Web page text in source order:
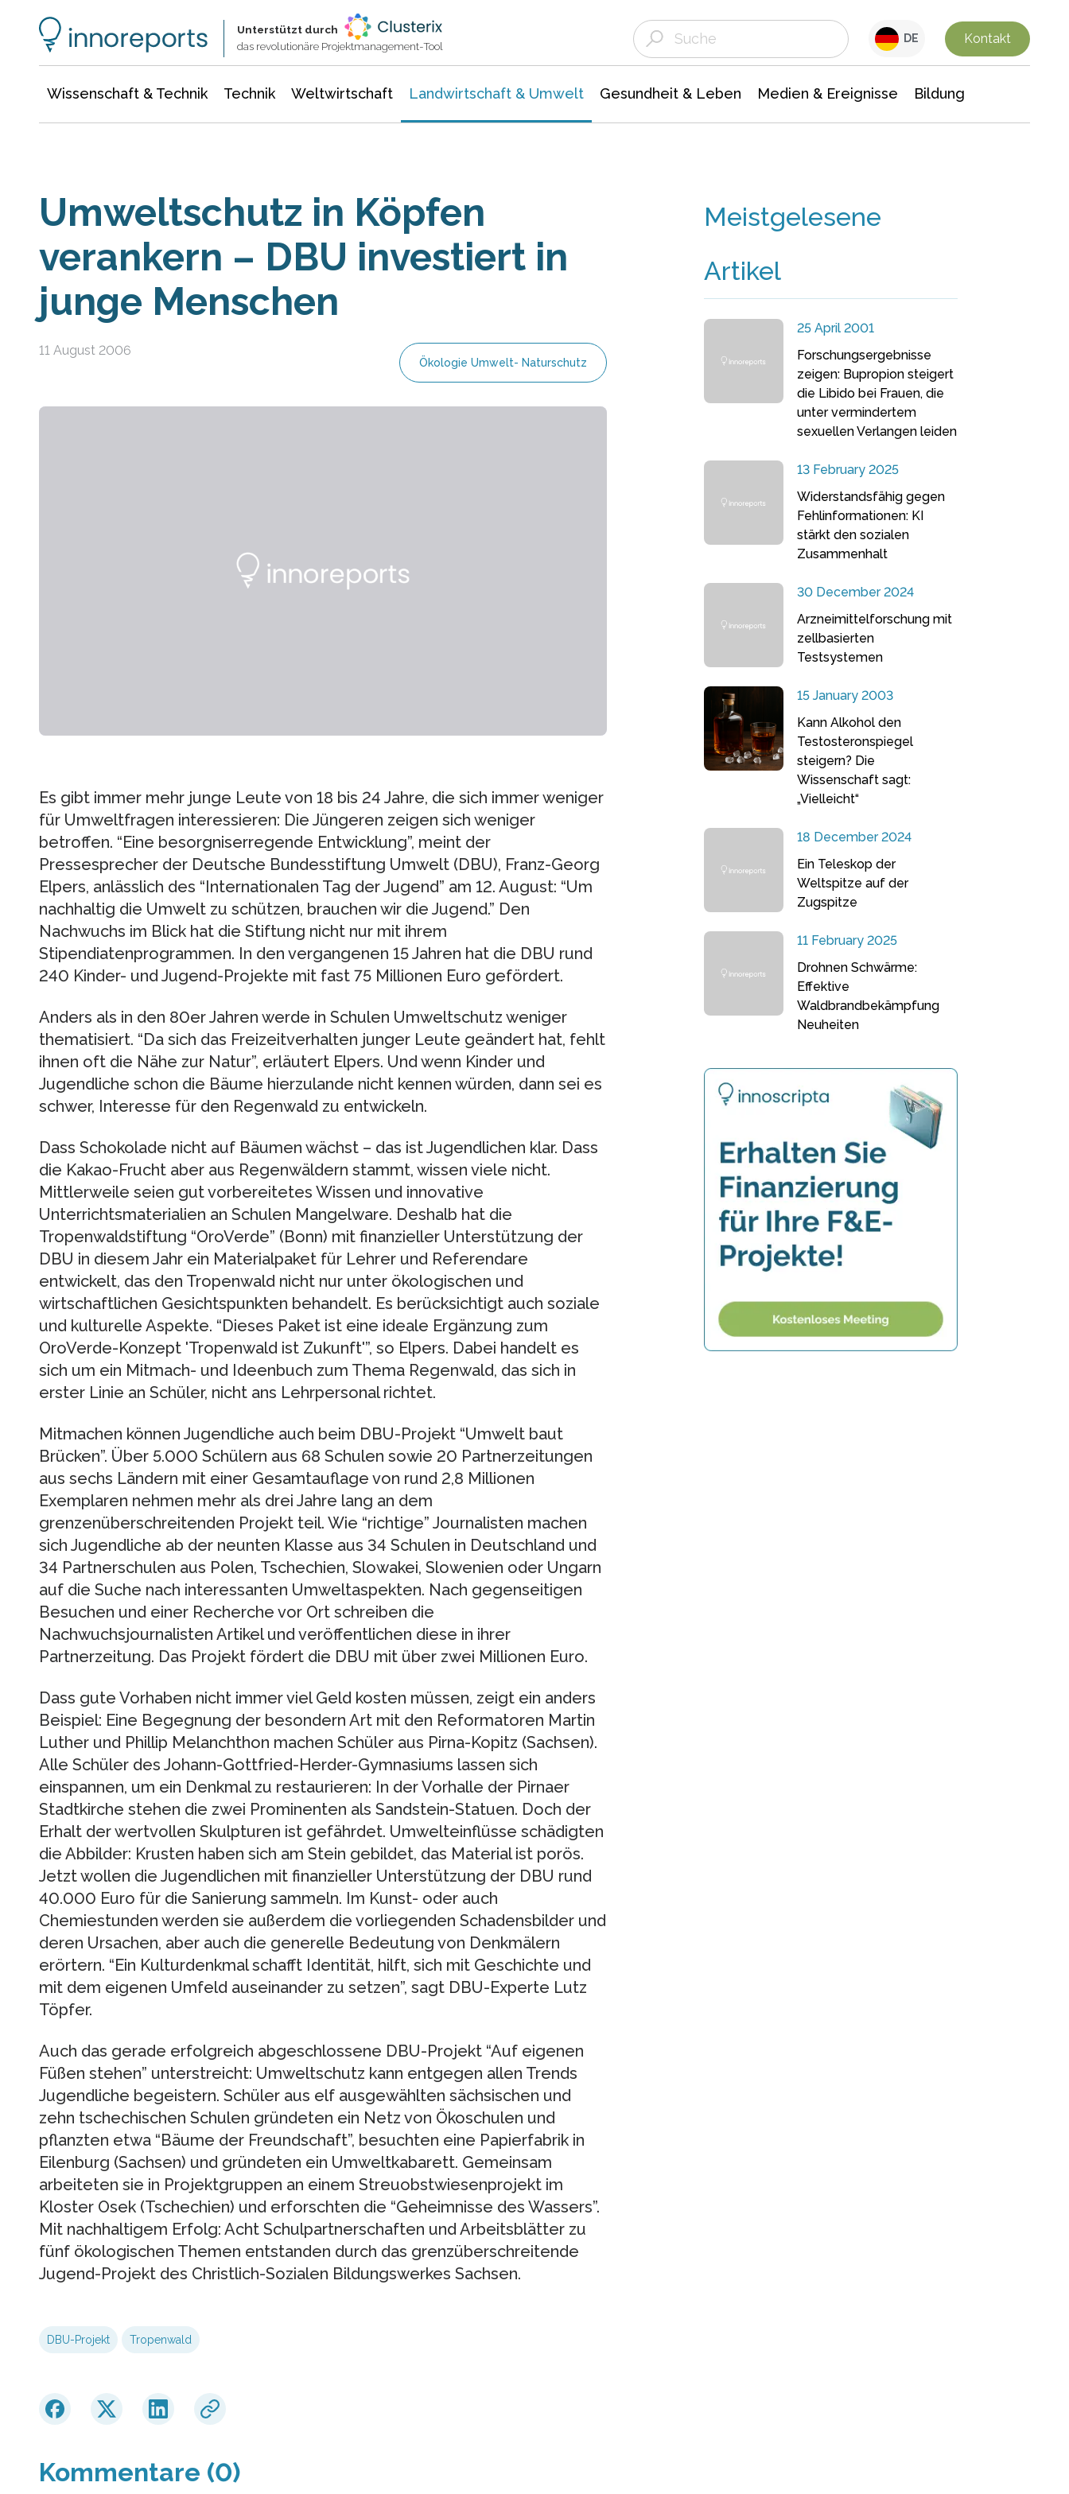
Unterstützt durch
das revolutionäre Projektmanagement-Tool
DE Kontakt
Wissenschaft & Technik Technik Weltwirtschaft Landwirtschaft & Umwelt Gesundheit & Leben Medien & Ereignisse Bildung
Umweltschutz in Köpfen
verankern – DBU investiert in
junge Menschen
11 August 2006
Ökologie Umwelt- Naturschutz
Es gibt immer mehr junge Leute von 18 bis 24 Jahre, die sich immer weniger
für Umweltfragen interessieren: Die Jüngeren zeigen sich weniger
betroffen. “Eine besorgniserregende Entwicklung”, meint der
Pressesprecher der Deutsche Bundesstiftung Umwelt (DBU), Franz-Georg
Elpers, anlässlich des “Internationalen Tag der Jugend” am 12. August: “Um
nachhaltig die Umwelt zu schützen, brauchen wir die Jugend.” Den
Nachwuchs im Blick hat die Stiftung nicht nur mit ihrem
Stipendiatenprogrammen. In den vergangenen 15 Jahren hat die DBU rund
240 Kinder- und Jugend-Projekte mit fast 75 Millionen Euro gefördert.
Anders als in den 80er Jahren werde in Schulen Umweltschutz weniger
thematisiert. “Da sich das Freizeitverhalten junger Leute geändert hat, fehlt
ihnen oft die Nähe zur Natur”, erläutert Elpers. Und wenn Kinder und
Jugendliche schon die Bäume hierzulande nicht kennen würden, dann sei es
schwer, Interesse für den Regenwald zu entwickeln.
Dass Schokolade nicht auf Bäumen wächst – das ist Jugendlichen klar. Dass
die Kakao-Frucht aber aus Regenwäldern stammt, wissen viele nicht.
Mittlerweile seien gut vorbereitetes Wissen und innovative
Unterrichtsmaterialien an Schulen Mangelware. Deshalb hat die
Tropenwaldstiftung “OroVerde” (Bonn) mit finanzieller Unterstützung der
DBU in diesem Jahr ein Materialpaket für Lehrer und Referendare
entwickelt, das den Tropenwald nicht nur unter ökologischen und
wirtschaftlichen Gesichtspunkten behandelt. Es berücksichtigt auch soziale
und kulturelle Aspekte. “Dieses Paket ist eine ideale Ergänzung zum
OroVerde-Konzept 'Tropenwald ist Zukunft'”, so Elpers. Dabei handelt es
sich um ein Mitmach- und Ideenbuch zum Thema Regenwald, das sich in
erster Linie an Schüler, nicht ans Lehrpersonal richtet.
Mitmachen können Jugendliche auch beim DBU-Projekt “Umwelt baut
Brücken”. Über 5.000 Schülern aus 68 Schulen sowie 20 Partnerzeitungen
aus sechs Ländern mit einer Gesamtauflage von rund 2,8 Millionen
Exemplaren nehmen mehr als drei Jahre lang an dem
grenzenüberschreitenden Projekt teil. Wie “richtige” Journalisten machen
sich Jugendliche ab der neunten Klasse aus 34 Schulen in Deutschland und
34 Partnerschulen aus Polen, Tschechien, Slowakei, Slowenien oder Ungarn
auf die Suche nach interessanten Umweltaspekten. Nach gegenseitigen
Besuchen und einer Recherche vor Ort schreiben die
Nachwuchsjournalisten Artikel und veröffentlichen diese in ihrer
Partnerzeitung. Das Projekt fördert die DBU mit über zwei Millionen Euro.
Dass gute Vorhaben nicht immer viel Geld kosten müssen, zeigt ein anders
Beispiel: Eine Begegnung der besondern Art mit den Reformatoren Martin
Luther und Phillip Melanchthon machen Schüler aus Pirna-Kopitz (Sachsen).
Alle Schüler des Johann-Gottfried-Herder-Gymnasiums lassen sich
einspannen, um ein Denkmal zu restaurieren: In der Vorhalle der Pirnaer
Stadtkirche stehen die zwei Prominenten als Sandstein-Statuen. Doch der
Erhalt der wertvollen Skulpturen ist gefährdet. Umwelteinflüsse schädigten
die Abbilder: Krusten haben sich am Stein gebildet, das Material ist porös.
Jetzt wollen die Jugendlichen mit finanzieller Unterstützung der DBU rund
40.000 Euro für die Sanierung sammeln. Im Kunst- oder auch
Chemiestunden werden sie außerdem die vorliegenden Schadensbilder und
deren Ursachen, aber auch die generelle Bedeutung von Denkmälern
erörtern. “Ein Kulturdenkmal schafft Identität, hilft, sich mit Geschichte und
mit dem eigenen Umfeld auseinander zu setzen”, sagt DBU-Experte Lutz
Töpfer.
Auch das gerade erfolgreich abgeschlossene DBU-Projekt “Auf eigenen
Füßen stehen” unterstreicht: Umweltschutz kann entgegen allen Trends
Jugendliche begeistern. Schüler aus elf ausgewählten sächsischen und
zehn tschechischen Schulen gründeten ein Netz von Ökoschulen und
pflanzten etwa “Bäume der Freundschaft”, besuchten eine Papierfabrik in
Eilenburg (Sachsen) und gründeten ein Umweltkabarett. Gemeinsam
arbeiteten sie in Projektgruppen an einem Streuobstwiesenprojekt im
Kloster Osek (Tschechien) und erforschten die “Geheimnisse des Wassers”.
Mit nachhaltigem Erfolg: Acht Schulpartnerschaften und Arbeitsblätter zu
fünf ökologischen Themen entstanden durch das grenzüberschreitende
Jugend-Projekt des Christlich-Sozialen Bildungswerkes Sachsen.
DBU-Projekt Tropenwald
Kommentare (0)
Meistgelesene
Artikel
25 April 2001
Forschungsergebnisse
zeigen: Bupropion steigert
die Libido bei Frauen, die
unter vermindertem
sexuellen Verlangen leiden
13 February 2025
Widerstandsfähig gegen
Fehlinformationen: KI
stärkt den sozialen
Zusammenhalt
30 December 2024
Arzneimittelforschung mit
zellbasierten
Testsystemen
15 January 2003
Kann Alkohol den
Testosteronspiegel
steigern? Die
Wissenschaft sagt:
„Vielleicht“
18 December 2024
Ein Teleskop der
Weltspitze auf der
Zugspitze
11 February 2025
Drohnen Schwärme:
Effektive
Waldbrandbekämpfung
Neuheiten